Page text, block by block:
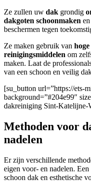
Ze zullen uw dak grondig
dakgoten schoonmaken
beschermen tegen
Ze maken gebruik van
reinigingsmiddelen om
maken. Laat de
van een schoon en veilig
[su_button url=”https://ets-
background=”#204e99″
dakreiniging Sint-Katelijne-
Methoden voor
nadelen
Er zijn verschillende
eigen voor- en nadelen. Een
schoon dak en esthetische